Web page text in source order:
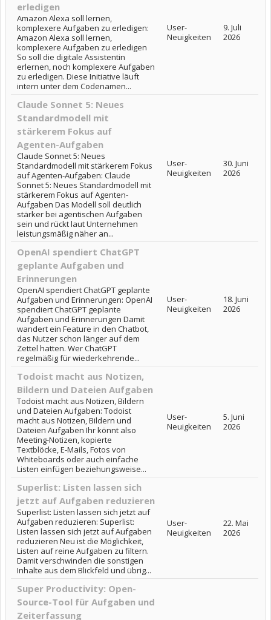
erledigen
Amazon Alexa soll lernen,
komplexere Aufgaben zu erledigen:
Amazon Alexa soll lernen,
komplexere Aufgaben zu erledigen
So soll die digitale Assistentin
erlernen, noch komplexere Aufgaben
zu erledigen. Diese Initiative läuft
intern unter dem Codenamen...
User-
Neuigkeiten
9. Juli
2026
Claude Sonnet 5: Neues
Standardmodell mit
stärkerem Fokus auf
Agenten-Aufgaben
Claude Sonnet 5: Neues
Standardmodell mit stärkerem Fokus
auf Agenten-Aufgaben: Claude
Sonnet 5: Neues Standardmodell mit
stärkerem Fokus auf Agenten-
Aufgaben Das Modell soll deutlich
stärker bei agentischen Aufgaben
sein und rückt laut Unternehmen
leistungsmäßig näher an...
User-
Neuigkeiten
30. Juni
2026
OpenAI spendiert ChatGPT
geplante Aufgaben und
Erinnerungen
OpenAI spendiert ChatGPT geplante
Aufgaben und Erinnerungen: OpenAI
spendiert ChatGPT geplante
Aufgaben und Erinnerungen Damit
wandert ein Feature in den Chatbot,
das Nutzer schon länger auf dem
Zettel hatten. Wer ChatGPT
regelmäßig für wiederkehrende...
User-
Neuigkeiten
18. Juni
2026
Todoist macht aus Notizen,
Bildern und Dateien Aufgaben
Todoist macht aus Notizen, Bildern
und Dateien Aufgaben: Todoist
macht aus Notizen, Bildern und
Dateien Aufgaben Ihr könnt also
Meeting-Notizen, kopierte
Textblöcke, E-Mails, Fotos von
Whiteboards oder auch einfache
Listen einfügen beziehungsweise...
User-
Neuigkeiten
5. Juni
2026
Superlist: Listen lassen sich
jetzt auf Aufgaben reduzieren
Superlist: Listen lassen sich jetzt auf
Aufgaben reduzieren: Superlist:
Listen lassen sich jetzt auf Aufgaben
reduzieren Neu ist die Möglichkeit,
Listen auf reine Aufgaben zu filtern.
Damit verschwinden die sonstigen
Inhalte aus dem Blickfeld und übrig...
User-
Neuigkeiten
22. Mai
2026
Super Productivity: Open-
Source-Tool für Aufgaben und
Zeiterfassung